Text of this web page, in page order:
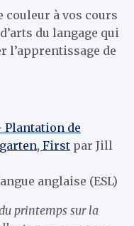
couleur à vos cours
du langage qui
l’apprentissage de
Plantation de
First par Jill
anglaise (ESL)
printemps sur la